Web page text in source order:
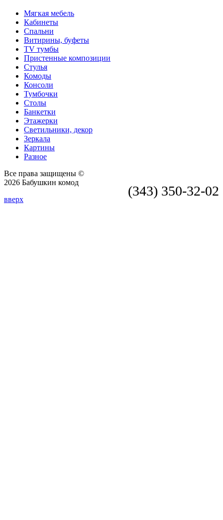
Мягкая мебель
Кабинеты
Спальни
Витирины, буфеты
TV тумбы
Пристенные композиции
Стулья
Комоды
Консоли
Тумбочки
Столы
Банкетки
Этажерки
Светильники, декор
Зеркала
Картины
Разное
(343) 350-32-02
Все права защищены ©
2026 Бабушкин комод
вверх